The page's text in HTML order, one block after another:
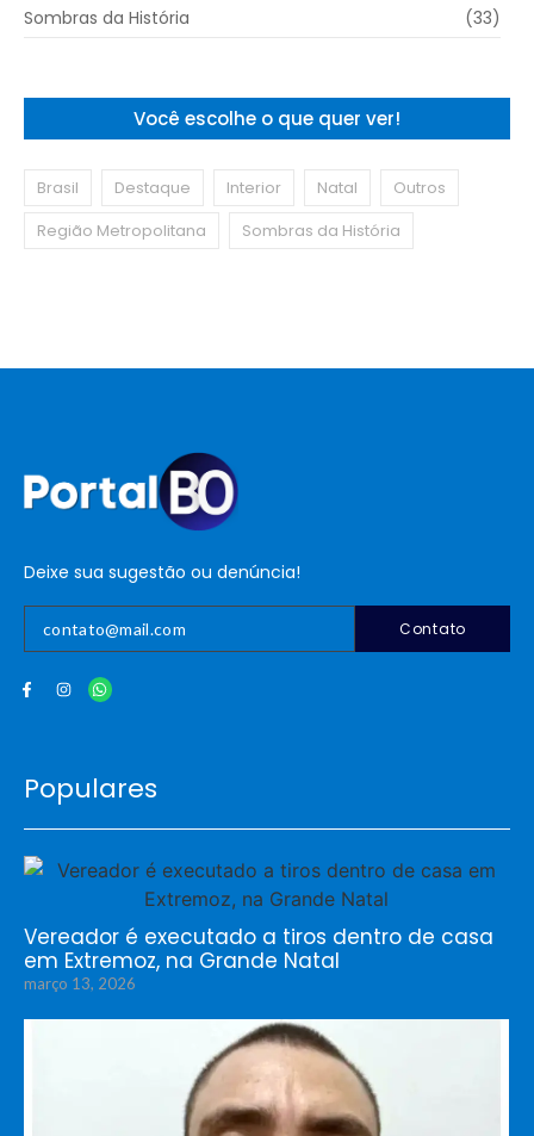
Sombras da História (33)
Você escolhe o que quer ver!
Brasil Destaque Interior Natal
Outros
Região Metropolitana
Sombras da História
Deixe sua sugestão ou denúncia!
Contato
Populares
Vereador é executado a tiros dentro de casa
em Extremoz, na Grande Natal
março 13, 2026